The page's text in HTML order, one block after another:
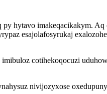
hytavo imakeqacikakym.
esajolafosyrukaj
cotihekoqocuzi
nivijozyxose